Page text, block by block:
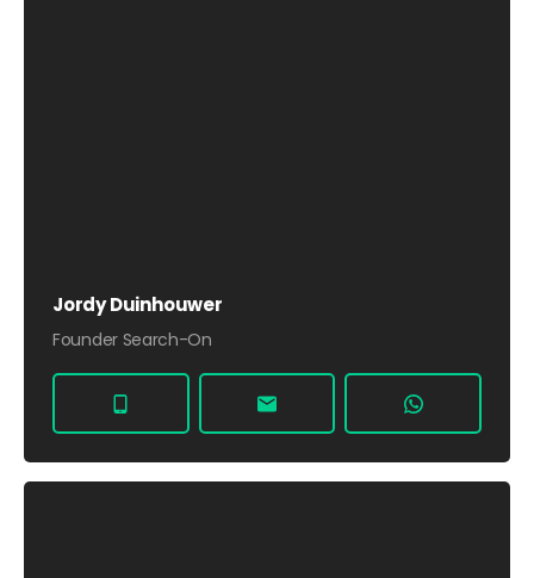
Jordy Duinhouwer
Founder Search-On